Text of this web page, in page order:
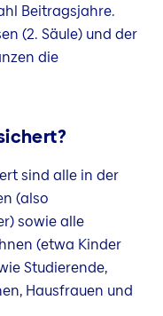
Beitragsjahre.
(2. Säule) und der
die
sind alle in der
(also
sowie alle
(etwa Kinder
Studierende,
Hausfrauen und